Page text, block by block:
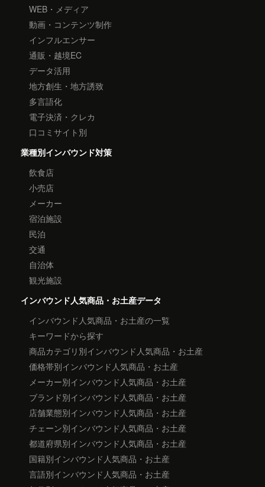
WEB・メディア
動画・コンテンツ制作
インフルエンサー
通販・越境EC
データ活用
地方創生・地方誘致
多言語化
電子決済・クレカ
口コミサイト別
業種別インバウンド対策
飲食店
小売店
メーカー
宿泊施設
民泊
交通
自治体
観光施設
インバウンド人気商品・お土産データ
インバウンド人気商品・お土産の一覧
キーワードから探す
商品カテゴリ別インバウンド人気商品・お土産
価格帯別インバウンド人気商品・お土産
メーカー別インバウンド人気商品・お土産
ブランド別インバウンド人気商品・お土産
店舗業態別インバウンド人気商品・お土産
チェーン別インバウンド人気商品・お土産
都道府県別インバウンド人気商品・お土産
国籍別インバウンド人気商品・お土産
言語別インバウンド人気商品・お土産